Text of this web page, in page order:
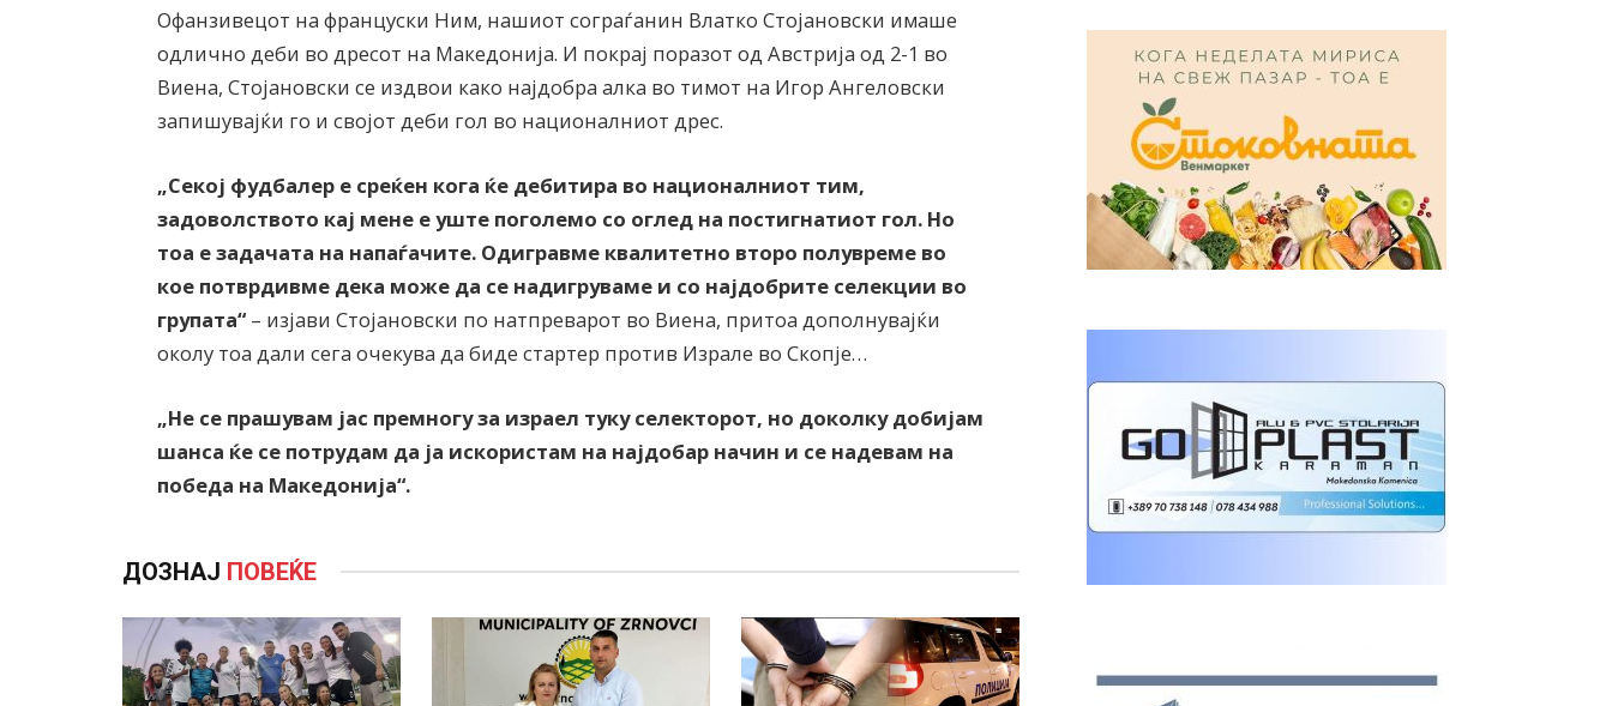
Офанзивецот на француски Ним, нашиот сограѓанин Влатко Стојановски имаше
одлично деби во дресот на Македонија. И покрај поразот од Австрија од 2-1 во
Виена, Стојановски се издвои како најдобра алка во тимот на Игор Ангеловски
запишувајќи го и својот деби гол во националниот дрес.
„Секој фудбалер е среќен кога ќе дебитира во националниот тим,
задоволството кај мене е уште поголемо со оглед на постигнатиот гол. Но
тоа е задачата на напаѓачите. Одигравме квалитетно второ полувреме во
кое потврдивме дека може да се надигруваме и со најдобрите селекции во
групата“ – изјави Стојановски по натпреварот во Виена, притоа дополнувајќи
околу тоа дали сега очекува да биде стартер против Израле во Скопје…
„Не се прашувам јас премногу за израел туку селекторот, но доколку добијам
шанса ќе се потрудам да ја искористам на најдобар начин и се надевам на
победа на Македонија“.
ДОЗНАЈ ПОВЕЌЕ